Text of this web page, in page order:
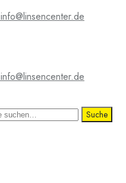
info@linsencenter.de
info@linsencenter.de
Suche